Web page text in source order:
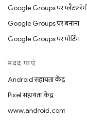
Google Groups पर प्लैटफ़ॉर्म
Google Groups पर बनाना
Google Groups पर पोर्टिंग
मदद पाएं
Android सहायता केंद्र
Pixel सहायता केंद्र
www.android.com